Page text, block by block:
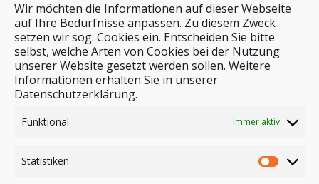
Wir möchten die Informationen auf dieser Webseite
auf Ihre Bedürfnisse anpassen. Zu diesem Zweck
setzen wir sog. Cookies ein. Entscheiden Sie bitte
selbst, welche Arten von Cookies bei der Nutzung
unserer Website gesetzt werden sollen. Weitere
Informationen erhalten Sie in unserer
Datenschutzerklärung.
Funktional Immer aktiv
Statistiken
Stichwortsuche